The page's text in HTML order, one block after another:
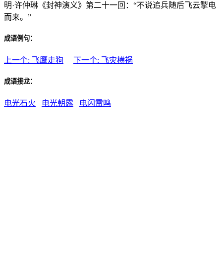
明·许仲琳《封神演义》第二十一回：“不说追兵随后飞云掣电
而来。”
成语例句：
上一个: 飞鹰走狗 下一个: 飞灾横祸
成语接龙：
电光石火 电光朝露 电闪雷鸣